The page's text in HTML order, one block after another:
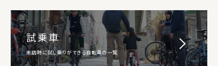
試乗車
来店時に試し乗りができる自転車の一覧